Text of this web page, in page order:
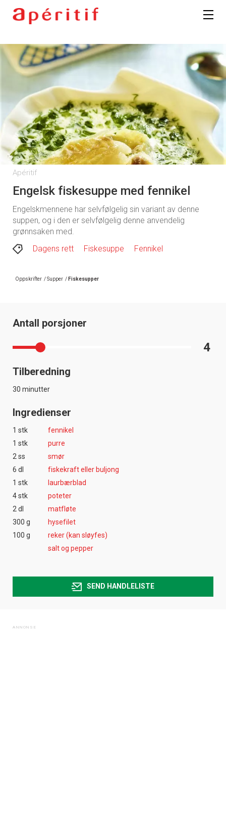
Registrer deg
Apéritif
Engelsk fiskesuppe med fennikel
Engelskmennene har selvfølgelig sin variant av denne
suppen, og i den er selvfølgelig denne anvendelig
grønnsaken med.
Dagens rett
Fiskesuppe Fennikel
Oppskrifter /Supper / Fiskesupper
Antall porsjoner
4
Tilberedning
30 minutter
Ingredienser
1 stk
fennikel
1 stk
purre
2 ss
smør
6 dl
fiskekraft eller buljong
1 stk
laurbærblad
4 stk
poteter
2 dl
matfløte
300 g
hysefilet
100 g
reker (kan sløyfes)
salt og pepper
SEND HANDLELISTE